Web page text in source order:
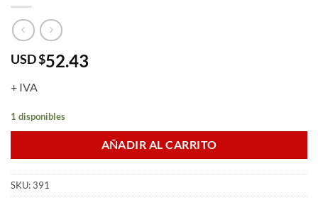
USD $52.43
+ IVA
1 disponibles
AÑADIR AL CARRITO
SKU:391